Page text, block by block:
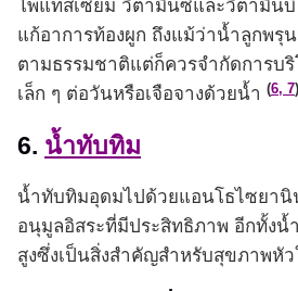
โพแทสเซียม วิตามินซีและวิตามิน
แก้อาการท้องผูก ถึงแม้ว่าน้ำลูกพรุ
ตามธรรมชาติแต่ก็ควรจำกัดการบ
เล็ก ๆ ต่อวันหรือเจือจางด้วยน้ำ (6, 7)
6. น้ำทับทิม
น้ำทับทิมอุดมไปด้วยแอนโธไซยานิ
อนุมูลอิสระที่มีประสิทธิภาพ อีกทั้ง
สูงซึ่งเป็นสิ่งสำคัญสำหรับสุขภาพหัว